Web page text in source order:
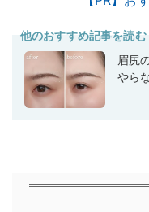
他のおすすめ記事を読む
眉尻
やら